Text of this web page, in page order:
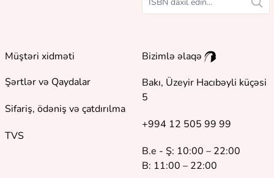
Müştəri xidməti
Şərtlər və Qaydalar
Sifariş, ödəniş və çatdırılma
TVS
Bizimlə əlaqə
Bakı, Üzeyir Hacıbəyli küçəsi
5
+994 12 505 99 99
B.e - Ş: 10:00 – 22:00
B: 11:00 – 22:00